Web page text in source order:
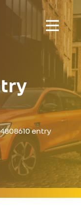
entry